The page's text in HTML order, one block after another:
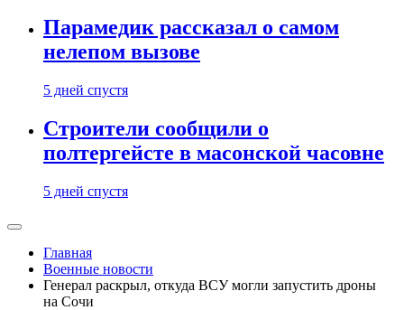
Парамедик рассказал о самом
нелепом вызове
5 дней спустя
Строители сообщили о
полтергейсте в масонской часовне
5 дней спустя
Главная
Военные новости
Генерал раскрыл, откуда ВСУ могли запустить дроны
на Сочи